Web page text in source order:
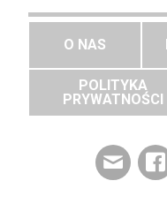
O NAS
POLITYKA
PRYWATNOŚCI